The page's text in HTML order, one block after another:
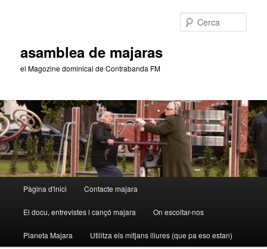
asamblea de majaras
el Magozine dominical de Contrabanda FM
principal
Pàgina d'inici Contacte majara
El docu, entrevistes i cançó majara On escoltar-nos
Planeta Majara Utilitza els mitjans lliures (que pa eso estan)